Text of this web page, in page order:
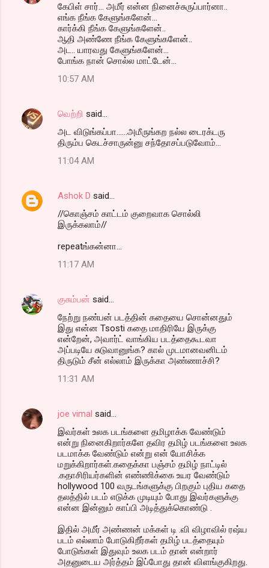
கேபிள் சார்... அமீர் என்ன நினைச்சுருப்பார்னா..
எங்க நீங்க கேளுங்களேன்...
கார்க்கி நீங்க கேளுங்களேன்..
ஆதி அண்ணே நீங்க கேளுங்களேன்..
அட.. யாரவது கேளுங்களேன்...
போங்க நான் சொல்ல மாட்டேன்...
10:57 AM
வெற்றி said…
அட விடுங்கப்பா......அமீருங்கற நல்ல டைரக்டரு
திரும்ப கெடச்சாருன்னு சந்தோசப்படுவோம்...
11:04 AM
Ashok D said…
//கொஞ்சம் காட்டம் குறைவாக சொல்லி
இருக்கலாம்//
repeatங்கன்னா...
11:17 AM
குசும்பன் said…
நேற்று நண்பன் படத்தின் கதையை சொன்னதும்
இது என்ன Tsosti கதை மாதிரியே இருக்கு
என்றேன், அவார்ட் வாங்கிய படத்தைகூடவா
அப்படியே சுடுவானுங்க? கால் முடமானவனிடம்
திருடும் சீன் எல்லாம் இருக்கா அண்ணாச்சி?
11:31 AM
joe vimal said…
இவர்கள் உலக படங்களை தமிழாக்க வேண்டும்
என்று நினைகிறார்களே தவிர தமிழ் படங்களை உலக
படமாக்க வேண்டும் என்று என் யோசிக்க
மறுக்கிறார்கள்.கதைக்கா பஞ்சம் தமிழ் நாட்டில்
.கதாசிரியர்களின் எண்ணிக்கை உயர வேண்டும்
hollywood 100 வருடங்களுக்கு பிறகும் புதிய கதை
தலத்தில் படம் எடுக்க முடியும் போது இவர்களுக்கு
என்ன இன்னும் காப்பி அடித்துக்கொண்டு .
இதில் அமீர் அண்ணன் மக்கள் டி .வி விழாவில் ரஷ்ய
படம் எல்லாம் போடுகிறீர்கள் தமிழ் படத்தையும்
போடுங்கள் இதுவும் உலக படம் தான் என்றார்
அதனுடைய அர்த்தம் இப்போது தான் விளங்குகிறது.